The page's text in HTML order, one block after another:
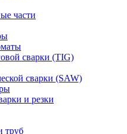
части
сварки (TIG)
сварки (SAW)
и резки
труб